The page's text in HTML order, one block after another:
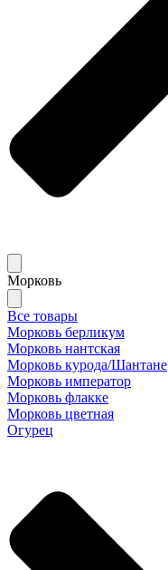
Морковь
Все товары
Морковь берликум
Морковь нантская
Морковь курода/Шантане
Морковь император
Морковь флакке
Морковь цветная
Огурец